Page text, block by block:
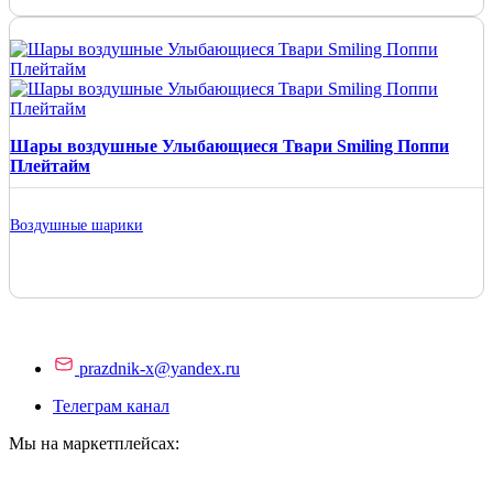
Шары воздушные Улыбающиеся Твари Smiling Поппи
Плейтайм
Воздушные шарики
prazdnik-x@yandex.ru
Телеграм канал
Мы на маркетплейсах: